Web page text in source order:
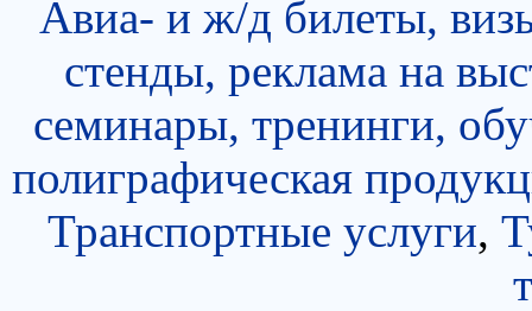
Авиа- и ж/д билеты,
стенды, реклама на
семинары, тренинги,
полиграфическая
Транспортные услуги,